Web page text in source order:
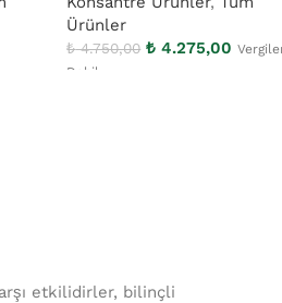
Ürünler
₺4.750,00 ₺ 4.275,00
Dahil
etkilidirler, bilinçli